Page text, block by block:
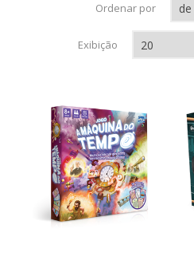
Ordenar por
Exibição